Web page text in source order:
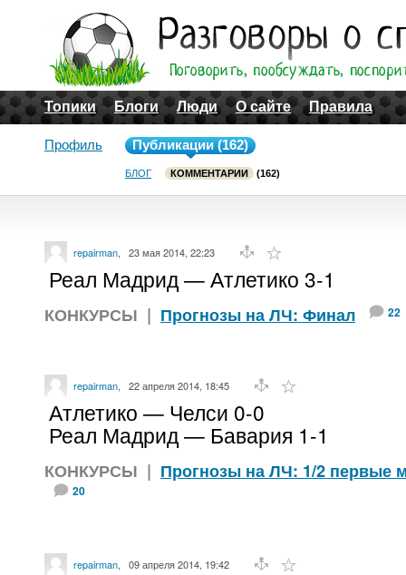
Топики Блоги Люди О сайте Правила
Профиль Публикации (162)
БЛОГ КОММЕНТАРИИ (162)
repairman, 23 мая 2014, 22:23
Реал Мадрид — Атлетико 3-1
КОНКУРСЫ | Прогнозы на ЛЧ: Финал 22
repairman, 22 апреля 2014, 18:45
Атлетико — Челси 0-0
Реал Мадрид — Бавария 1-1
КОНКУРСЫ | Прогнозы на ЛЧ: 1/2 первые
20
repairman, 09 апреля 2014, 19:42